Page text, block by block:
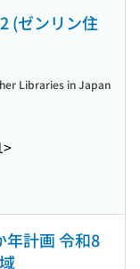
(ゼンリン住
Libraries in Japan
年計画 令和8